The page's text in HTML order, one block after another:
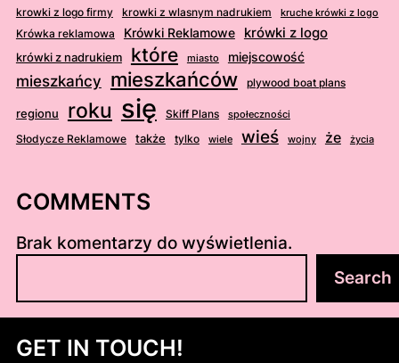
krowki z logo firmy krowki z wlasnym nadrukiem kruche krówki z logo
Krówka reklamowa Krówki Reklamowe krówki z logo
krówki z nadrukiem które miasto miejscowość
mieszkańcy mieszkańców plywood boat plans
regionu roku się Skiff Plans społeczności
Słodycze Reklamowe także tylko wiele wieś wojny że życia
COMMENTS
Brak komentarzy do wyświetlenia.
u
a
Search
GET IN TOUCH!